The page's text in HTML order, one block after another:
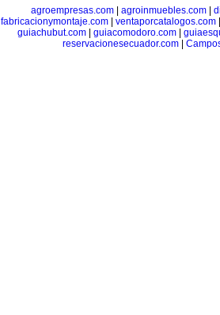
agroempresas.com| agroinmuebles.com|
fabricacionymontaje.com| ventaporcatalogos.com
guiachubut.com
guiacomodoro.com
reservacionesecuador.com